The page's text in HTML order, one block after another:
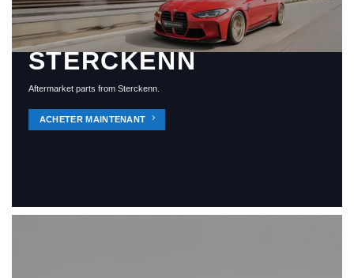
STERCKENN
Aftermarket parts from Sterckenn.
ACHETER MAINTENANT